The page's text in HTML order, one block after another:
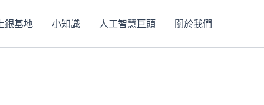
銀基地 小知識 人工智慧巨頭 關於我們